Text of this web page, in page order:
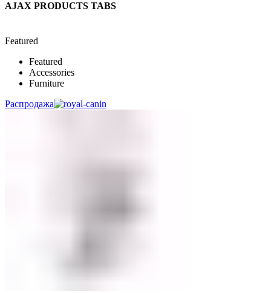
AJAX PRODUCTS TABS
Featured
Featured
Accessories
Furniture
Распродажа